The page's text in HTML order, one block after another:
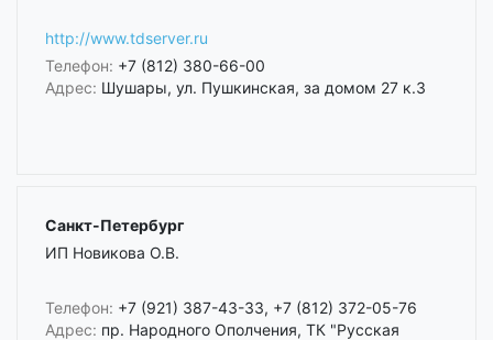
http://www.tdserver.ru
Телефон: +7 (812) 380-66-00
Адрес: Шушары, ул. Пушкинская, за домом 27 к.3
Санкт-Петербург
ИП Новикова О.В.
Телефон: +7 (921) 387-43-33, +7 (812) 372-05-76
Адрес: пр. Народного Ополчения, ТК "Русская